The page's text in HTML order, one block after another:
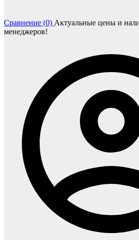
Сравнение (0) Актуальные цены и
менеджеров!